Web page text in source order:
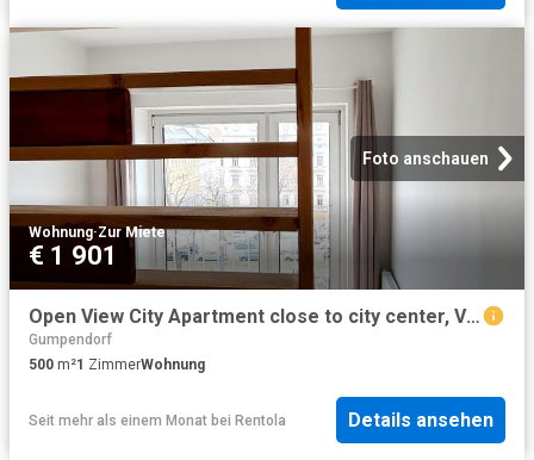
Foto anschauen
Wohnung·Zur Miete
€ 1 901
Open View City Apartment close to city center, Vienna Amsterdam Apartments for Rent
Gumpendorf
500 m²1 ZimmerWohnung
Seit mehr als einem Monat bei Rentola Details ansehen